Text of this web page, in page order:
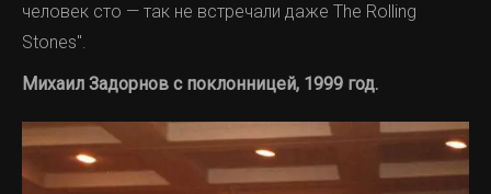
человек сто — так не встречали даже The Rolling
Stones".
Михаил Задорнов с поклонницей, 1999 год.